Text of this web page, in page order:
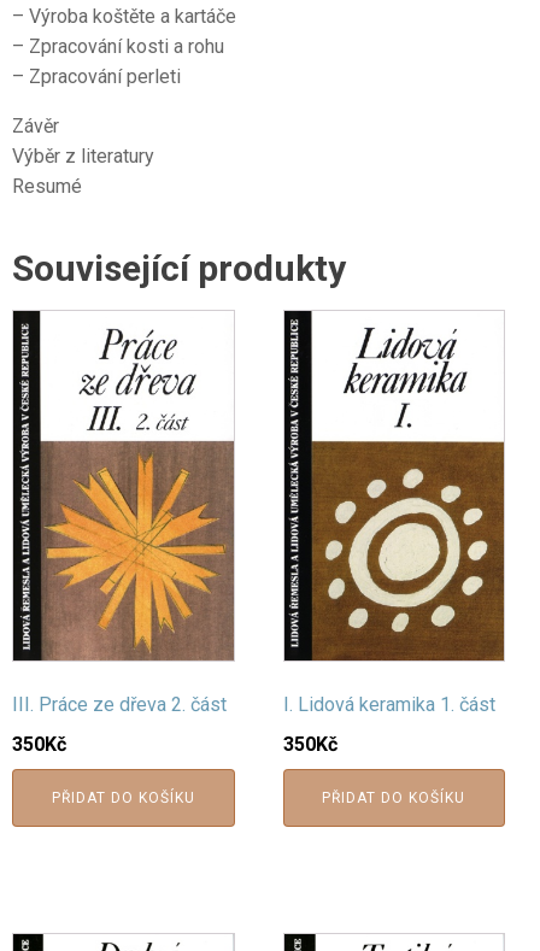
– Výroba koštěte a kartáče
– Zpracování kosti a rohu
– Zpracování perleti
Závěr
Výběr z literatury
Resumé
Související produkty
III. Práce ze dřeva 2. část
350Kč
PŘIDAT DO KOŠÍKU
I. Lidová keramika 1. část
350Kč
PŘIDAT DO KOŠÍKU